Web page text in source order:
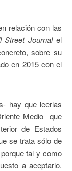
relación con las
Street Journalel
sobre su
en 2015 con el
hay que leerlas
Medio que
de Estados
se trata sólo de
tal y como
a aceptarlo.